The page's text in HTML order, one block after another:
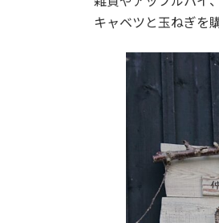
キャベツと玉ねぎを